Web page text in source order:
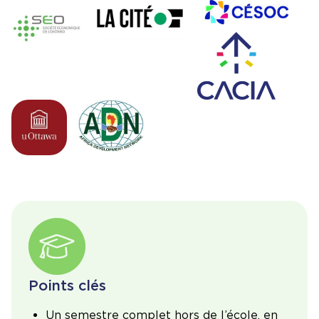
Image
Points clés
Un semestre complet hors de l’école, en